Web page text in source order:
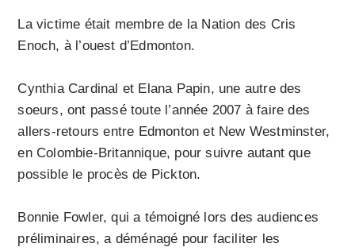
La victime était membre de la Nation des Cris
Enoch, à l’ouest d’Edmonton.
Cynthia Cardinal et Elana Papin, une autre des
soeurs, ont passé toute l’année 2007 à faire des
allers-retours entre Edmonton et New Westminster,
en Colombie-Britannique, pour suivre autant que
possible le procès de Pickton.
Bonnie Fowler, qui a témoigné lors des audiences
préliminaires, a déménagé pour faciliter les